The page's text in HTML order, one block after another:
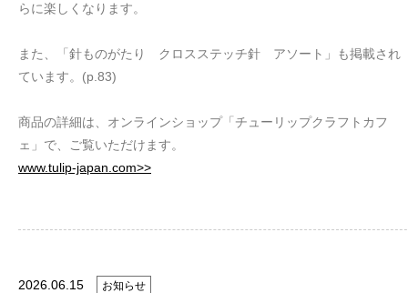
らに楽しくなります。
また、「針ものがたり クロスステッチ針 アソート」も掲載され
ています。(p.83)
商品の詳細は、オンラインショップ「チューリップクラフトカフ
ェ」で、ご覧いただけます。
www.tulip-japan.com>>
2026.06.15 お知らせ